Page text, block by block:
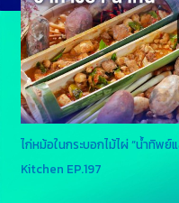
ไก่หม้อในกระบอกไม้ไผ่ “น้ำทิพ
Kitchen EP.197